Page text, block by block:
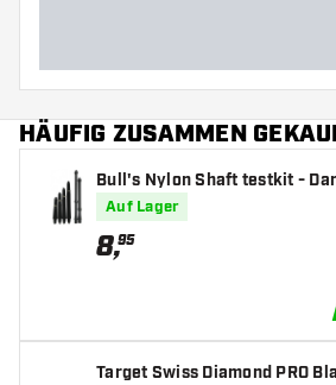
HÄUFIG ZUSAMMEN
Bull's Nylon Shaft testkit -
Auf Lager
8,95
Target Swiss Diamond PRO